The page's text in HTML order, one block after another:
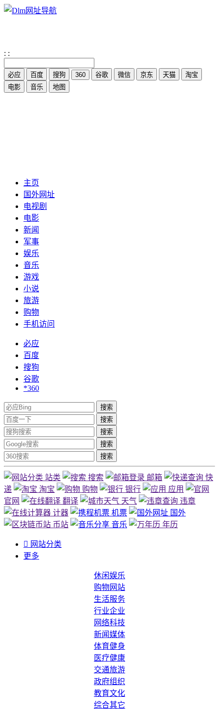
: :
主页
国外网址
电视剧
电影
新闻
军事
娱乐
音乐
游戏
小说
旅游
购物
手机访问
必应
百度
搜狗
谷歌
*360
搜索
搜索
搜索
搜索
搜索
站类 搜索 邮箱
快
递
淘宝 购物 银行
应用
官网
翻译 天气
违章
计器
机票
国外
币站
音乐 年历
 网站分类
更多
休闲娱乐
购物网站
生活服务
行业企业
网络科技
新闻媒体
体育健身
医疗健康
交通旅游
政府组织
教育文化
综合其它